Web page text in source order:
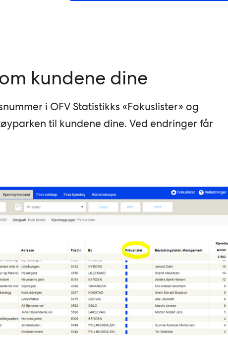
kundene dine
i OFV Statistikks «Fokuslister» og
til kundene dine. Ved endringer får